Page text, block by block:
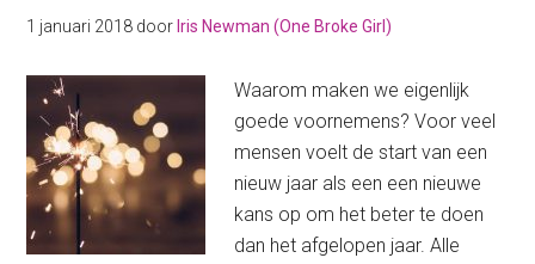
1 januari 2018 door Iris Newman (One Broke Girl)
Waarom maken we eigenlijk
goede voornemens? Voor veel
mensen voelt de start van een
nieuw jaar als een een nieuwe
kans op om het beter te doen
dan het afgelopen jaar. Alle